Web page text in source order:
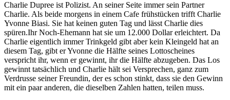
Charlie Dupree ist Polizist. An seiner Seite immer sein Partner
Charlie. Als beide morgens in einem Cafe frühstücken trifft Charlie
Yvonne Biasi. Sie hat keinen guten Tag und lässt Charlie dies
spüren.Ihr Noch-Ehemann hat sie um 12.000 Dollar erleichtert. Da
Charlie eigentlich immer Trinkgeld gibt aber kein Kleingeld hat an
diesem Tag, gibt er Yvonne die Hälfte seines Lottoscheines
verspricht ihr, wenn er gewinnt, ihr die Hälfte abzugeben. Das Los
gewinnt tatsächlich und Charlie hält sei Versprechen, ganz zum
Verdrusse seiner Freundin, der es schon stinkt, dass sie den Gewinn
mit ein paar anderen, die dieselben Zahlen hatten, teilen muss.